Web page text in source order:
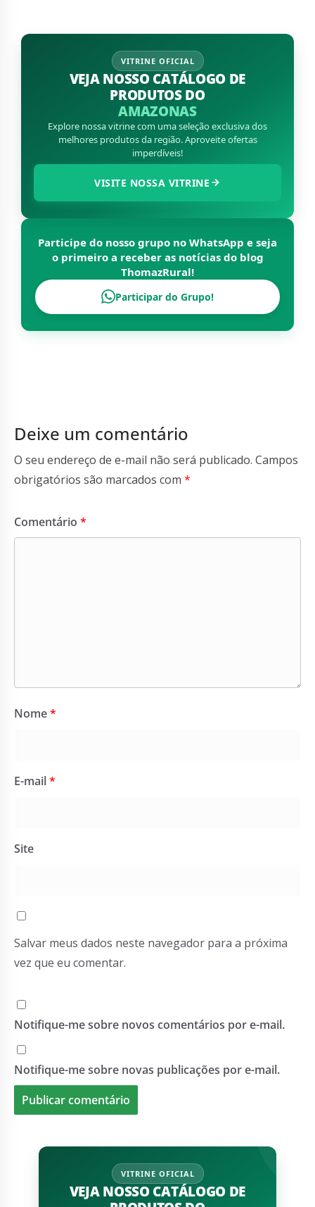
VITRINE OFICIAL
VEJA NOSSO CATÁLOGO DE
PRODUTOS DO
AMAZONAS
Explore nossa vitrine com uma seleção exclusiva dos
melhores produtos da região. Aproveite ofertas
imperdíveis!
VISITE NOSSA VITRINE
Participe do nosso grupo no WhatsApp e seja
o primeiro a receber as notícias do blog
ThomazRural!
Participar do Grupo!
Deixe um comentário
O seu endereço de e-mail não será publicado. Campos
obrigatórios são marcados com *
Comentário *
Nome*
E-mail*
Site
Salvar meus dados neste navegador para a próxima
vez que eu comentar.
Notifique-me sobre novos comentários por e-mail.
Notifique-me sobre novas publicações por e-mail.
VITRINE OFICIAL
VEJA NOSSO CATÁLOGO DE